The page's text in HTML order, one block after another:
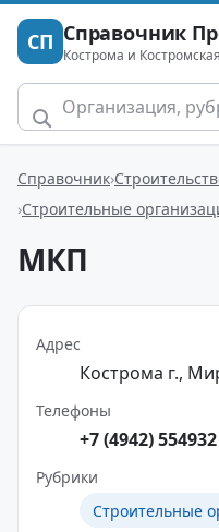
СП Справочник
Кострома и
Справочник
Строительные
МКП
Адрес
Кострома г.,
Телефоны
+7 (4942) 554932
Рубрики
Строительные